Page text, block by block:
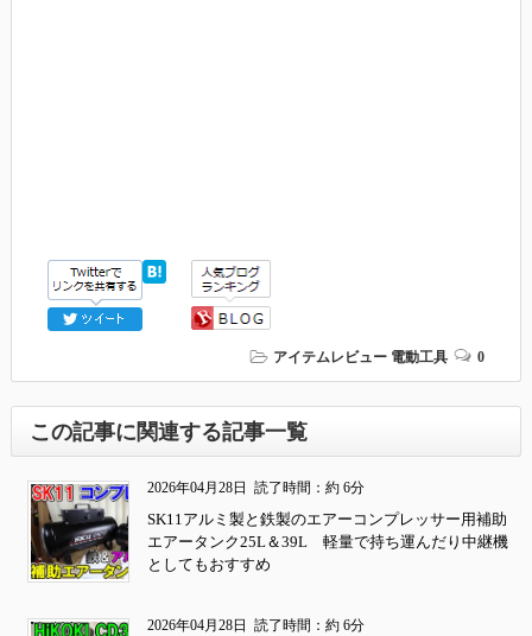
アイテムレビュー 電動工具 0
この記事に関連する記事一覧
2026年04月28日 読了時間：約 6分
SK11アルミ製と鉄製のエアーコンプレッサー用補助
エアータンク25L＆39L 軽量で持ち運んだり中継機
としてもおすすめ
2026年04月28日 読了時間：約 6分